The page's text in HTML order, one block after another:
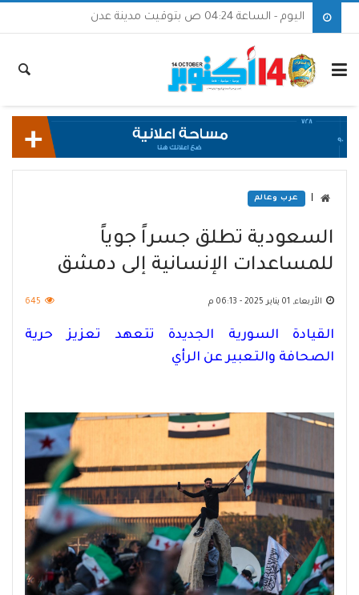
اليوم - الساعة 04:24 ص بتوقيت مدينة عدن
عرب وعالم
السعودية تطلق جسراً جوياً
للمساعدات الإنسانية إلى دمشق
الأربعاء, 01 يناير 2025 - 06:13 م 645
القيادة السورية الجديدة تتعهد تعزيز حرية
الصحافة والتعبير عن الرأي